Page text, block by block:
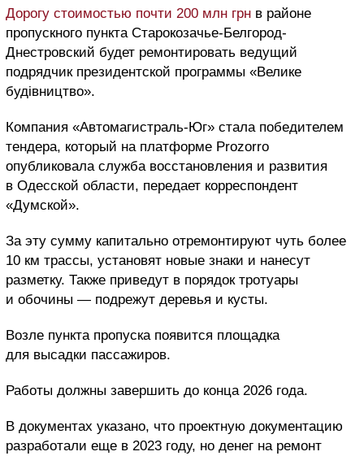
Дорогу стоимостью почти 200 млн грн в районе
пропускного пункта Старокозачье-Белгород-
Днестровский будет ремонтировать ведущий
подрядчик президентской программы «Велике
будівництво».
Компания «Автомагистраль-Юг» стала победителем
тендера, который на платформе Prozorro
опубликовала служба восстановления и развития
в Одесской области, передает корреспондент
«Думской».
За эту сумму капитально отремонтируют чуть более
10 км трассы, установят новые знаки и нанесут
разметку. Также приведут в порядок тротуары
и обочины — подрежут деревья и кусты.
Возле пункта пропуска появится площадка
для высадки пассажиров.
Работы должны завершить до конца 2026 года.
В документах указано, что проектную документацию
разработали еще в 2023 году, но денег на ремонт